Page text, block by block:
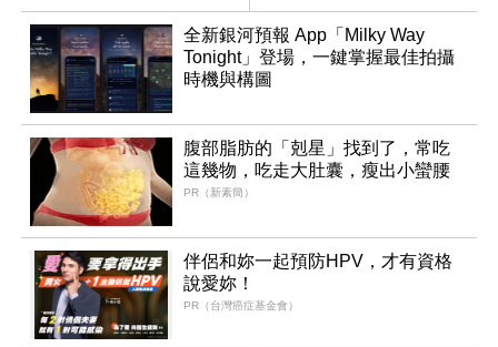
製
全新銀河預報 App「Milky Way
Tonight」登場，一鍵掌握最佳拍攝
時機與構圖
腹部脂肪的「剋星」找到了，常吃
這幾物，吃走大肚囊，瘦出小蠻腰
PR（新素簡）
伴侶和妳一起預防HPV，才有資格
說愛妳！
PR（台灣癌症基金會）